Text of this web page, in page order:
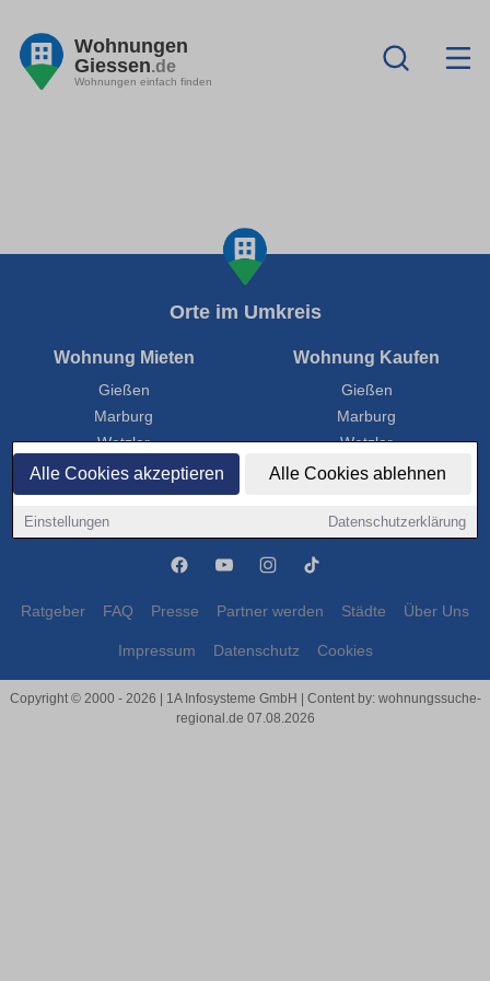
Alle Cookies akzeptieren Alle Cookies ablehnen
Einstellungen Datenschutzerklärung
Wohnungen
Giessen.de
Wohnungen einfach finden
Orte im Umkreis
Wohnung Mieten
Gießen
Marburg
Wetzlar
Bad Nauheim
Friedberg (Hessen)
Wohnung Kaufen
Gießen
Marburg
Wetzlar
Bad Nauheim
Ratgeber FAQ Presse Partner werden Städte Über Uns
Impressum Datenschutz Cookies
Copyright © 2000 - 2026 | 1A Infosysteme GmbH | Content by: wohnungssuche-
regional.de 07.08.2026